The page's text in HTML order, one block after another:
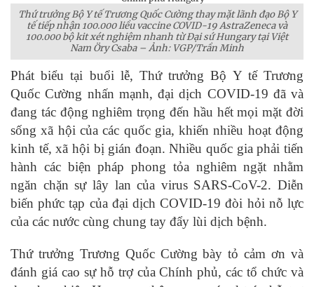
Thứ trưởng Bộ Y tế Trương Quốc Cường thay mặt lãnh đạo Bộ Y
tế tiếp nhận 100.000 liều vaccine COVID-19 AstraZeneca và
100.000 bộ kit xét nghiệm nhanh từ Đại sứ Hungary tại Việt
Nam Öry Csaba – Ảnh: VGP/Trần Minh
Phát biểu tại buổi lễ, Thứ trưởng Bộ Y tế Trương
Quốc Cường nhấn mạnh, đại dịch COVID-19 đã và
đang tác động nghiêm trọng đến hầu hết mọi mặt đời
sống xã hội của các quốc gia, khiến nhiều hoạt động
kinh tế, xã hội bị gián đoạn. Nhiều quốc gia phải tiến
hành các biện pháp phong tỏa nghiêm ngặt nhằm
ngăn chặn sự lây lan của virus SARS-CoV-2. Diễn
biến phức tạp của đại dịch COVID-19 đòi hỏi nỗ lực
của các nước cùng chung tay đẩy lùi dịch bệnh.
Thứ trưởng Trương Quốc Cường bày tỏ cảm ơn và
đánh giá cao sự hỗ trợ của Chính phủ, các tổ chức và